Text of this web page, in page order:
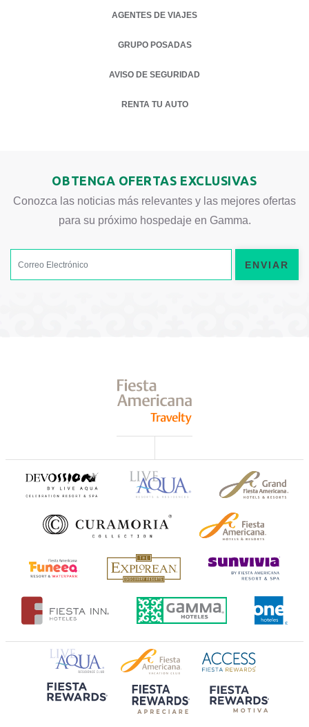
AGENTES DE VIAJES
OPENS IN A NEW TAB.
GRUPO POSADAS
AVISO DE SEGURIDAD
OPENS IN A NEW TAB.
RENTA TU AUTO
OPENS IN A NEW TAB.
OBTENGA OFERTAS EXCLUSIVAS
Conozca las noticias más relevantes y las mejores ofertas
para su próximo hospedaje en Gamma.
ENVIAR